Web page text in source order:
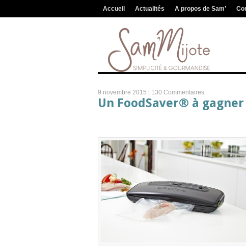
Accueil Actualités A propos de Sam’
9 novembre 2015 | 130 Commentaires
Un FoodSaver® à gagner